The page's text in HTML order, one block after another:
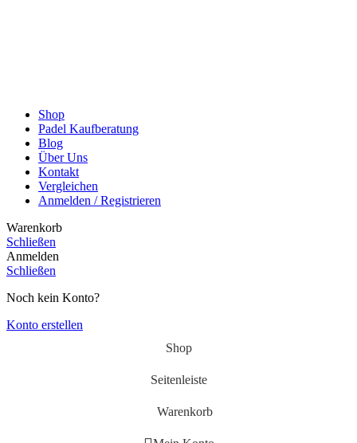
Shop
Padel Kaufberatung
Blog
Über Uns
Kontakt
Vergleichen
Anmelden / Registrieren
Warenkorb
Schließen
Anmelden
Schließen
Noch kein Konto?
Konto erstellen
Shop
Seitenleiste
Warenkorb